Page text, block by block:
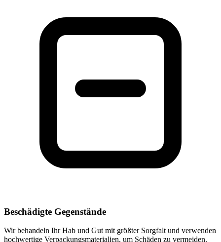
Beschädigte Gegenstände
Wir behandeln Ihr Hab und Gut mit größter Sorgfalt und verwenden
hochwertige Verpackungsmaterialien, um Schäden zu vermeiden.